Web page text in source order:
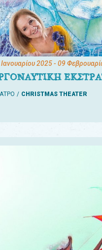
2025- 09
CHRISTMAS THEATER